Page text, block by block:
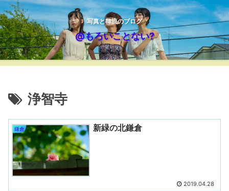
写真と韓流のブログ
@もろいことない?
浄智寺
鎌倉 新緑の北鎌倉
2019.04.28